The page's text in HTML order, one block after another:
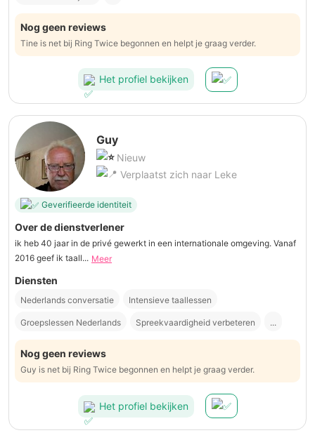
Nog geen reviews
Tine is net bij Ring Twice begonnen en helpt je graag verder.
Het profiel bekijken
Guy
Nieuw
Verplaatst zich naar Leke
Geverifieerde identiteit
Over de dienstverlener
ik heb 40 jaar in de privé gewerkt in een internationale omgeving. Vanaf
2016 geef ik taall... Meer
Diensten
Nederlands conversatie Intensieve taallessen
Groepslessen Nederlands Spreekvaardigheid verbeteren ...
Nog geen reviews
Guy is net bij Ring Twice begonnen en helpt je graag verder.
Het profiel bekijken